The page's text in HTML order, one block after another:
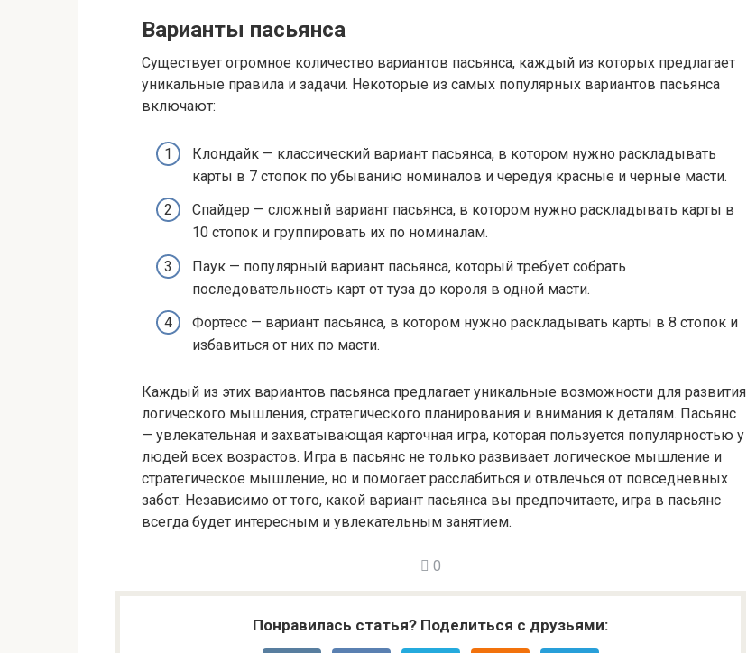
Варианты пасьянса
Существует огромное количество вариантов пасьянса, каждый из которых предлагает
уникальные правила и задачи. Некоторые из самых популярных вариантов пасьянса
включают:
Клондайк — классический вариант пасьянса, в котором нужно раскладывать
карты в 7 стопок по убыванию номиналов и чередуя красные и черные масти.
Спайдер — сложный вариант пасьянса, в котором нужно раскладывать карты в
10 стопок и группировать их по номиналам.
Паук — популярный вариант пасьянса, который требует собрать
последовательность карт от туза до короля в одной масти.
Фортесс — вариант пасьянса, в котором нужно раскладывать карты в 8 стопок и
избавиться от них по масти.
Каждый из этих вариантов пасьянса предлагает уникальные возможности для развития
логического мышления, стратегического планирования и внимания к деталям. Пасьянс
— увлекательная и захватывающая карточная игра, которая пользуется популярностью у
людей всех возрастов. Игра в пасьянс не только развивает логическое мышление и
стратегическое мышление, но и помогает расслабиться и отвлечься от повседневных
забот. Независимо от того, какой вариант пасьянса вы предпочитаете, игра в пасьянс
всегда будет интересным и увлекательным занятием.
0
Понравилась статья? Поделиться с друзьями: